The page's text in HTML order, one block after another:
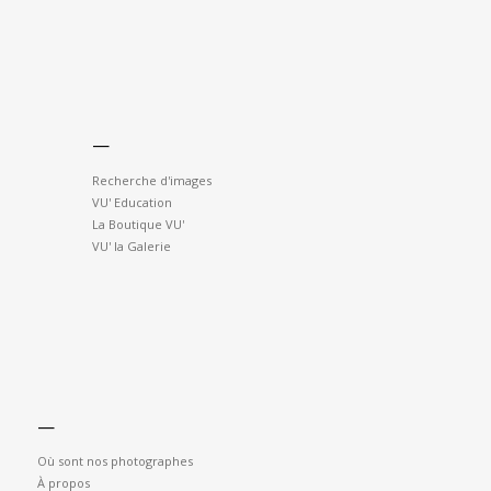
—
Recherche d'images
VU' Education
La Boutique VU'
VU' la Galerie
—
Où sont nos photographes
À propos